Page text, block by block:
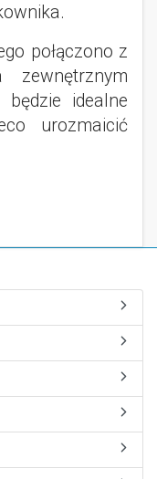
połączono z
będzie idealne
urozmaicić